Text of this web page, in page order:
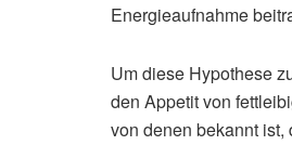
Energieaufnahme
Um diese Hypothese
den Appetit von
von denen bekannt